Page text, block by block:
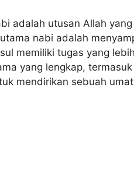
adalah utusan Allah
nabi adalah
memiliki tugas yang
yang lengkap,
mendirikan sebuah